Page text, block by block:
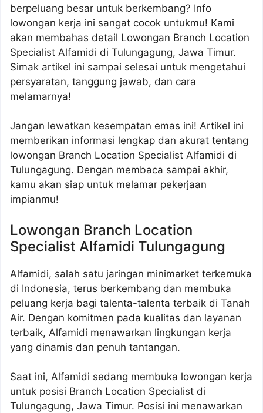
berpeluang besar untuk berkembang? Info
lowongan kerja ini sangat cocok untukmu! Kami
akan membahas detail Lowongan Branch Location
Specialist Alfamidi di Tulungagung, Jawa Timur.
Simak artikel ini sampai selesai untuk mengetahui
persyaratan, tanggung jawab, dan cara
melamarnya!
Jangan lewatkan kesempatan emas ini! Artikel ini
memberikan informasi lengkap dan akurat tentang
lowongan Branch Location Specialist Alfamidi di
Tulungagung. Dengan membaca sampai akhir,
kamu akan siap untuk melamar pekerjaan
impianmu!
Lowongan Branch Location
Specialist Alfamidi Tulungagung
Alfamidi, salah satu jaringan minimarket terkemuka
di Indonesia, terus berkembang dan membuka
peluang kerja bagi talenta-talenta terbaik di Tanah
Air. Dengan komitmen pada kualitas dan layanan
terbaik, Alfamidi menawarkan lingkungan kerja
yang dinamis dan penuh tantangan.
Saat ini, Alfamidi sedang membuka lowongan kerja
untuk posisi Branch Location Specialist di
Tulungagung, Jawa Timur. Posisi ini menawarkan